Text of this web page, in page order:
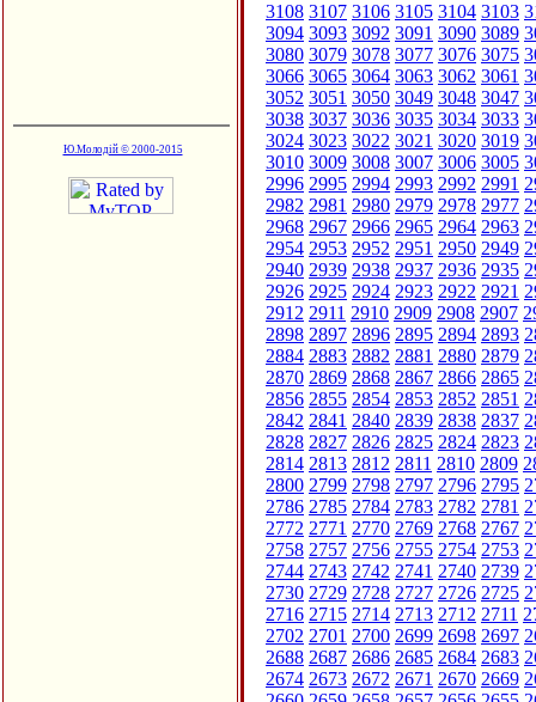
Ю.Молодій © 2000-2015
3108 3107 3106 3105 3104 3103
3094 3093 3092 3091 3090 3089
3080 3079 3078 3077 3076 3075
3066 3065 3064 3063 3062 3061
3052 3051 3050 3049 3048 3047
3038 3037 3036 3035 3034 3033
3024 3023 3022 3021 3020 3019
3010 3009 3008 3007 3006 3005
2996 2995 2994 2993 2992 2991
2982 2981 2980 2979 2978 2977
2968 2967 2966 2965 2964 2963
2954 2953 2952 2951 2950 2949
2940 2939 2938 2937 2936 2935
2926 2925 2924 2923 2922 2921
2912 2911 2910 2909 2908 2907
2898 2897 2896 2895 2894 2893
2884 2883 2882 2881 2880 2879
2870 2869 2868 2867 2866 2865
2856 2855 2854 2853 2852 2851
2842 2841 2840 2839 2838 2837
2828 2827 2826 2825 2824 2823
2814 2813 2812 2811 2810 2809
2800 2799 2798 2797 2796 2795
2786 2785 2784 2783 2782 2781
2772 2771 2770 2769 2768 2767
2758 2757 2756 2755 2754 2753
2744 2743 2742 2741 2740 2739
2730 2729 2728 2727 2726 2725
2716 2715 2714 2713 2712 2711
2702 2701 2700 2699 2698 2697
2688 2687 2686 2685 2684 2683
2674 2673 2672 2671 2670 2669